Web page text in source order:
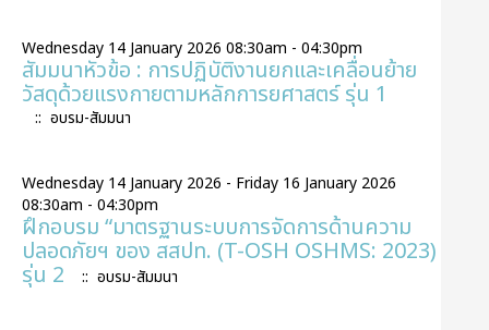
Wednesday 14 January 2026 08:30am - 04:30pm
สัมมนาหัวข้อ : การปฏิบัติงานยกและเคลื่อนย้าย
วัสดุด้วยแรงกายตามหลักการยศาสตร์ รุ่น 1
:: อบรม-สัมมนา
Wednesday 14 January 2026 - Friday 16 January 2026
08:30am - 04:30pm
ฝึกอบรม “มาตรฐานระบบการจัดการด้านความ
ปลอดภัยฯ ของ สสปท. (T-OSH OSHMS: 2023)
รุ่น 2 :: อบรม-สัมมนา